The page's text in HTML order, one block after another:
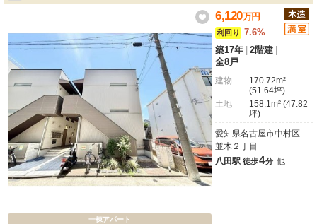
一棟アパート
6,120万円
利回り
7.6%
築17年 2階建
全8戸
建物
170.72m²
(51.64坪)
土地
158.1m² (47.82
坪)
愛知県名古屋市中村区
並木２丁目
八田駅 徒歩4分 他